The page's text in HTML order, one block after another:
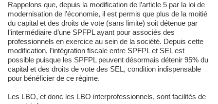
Rappelons que, depuis la modification de l’article 5 par la loi de
modernisation de l’économie, il est permis que plus de la moitié
du capital et des droits de vote (sans limite) soit détenue par
l’intermédiaire d’une SPFPL ayant pour associés des
professionnels en exercice au sein de la société. Depuis cette
modification, l’intégration fiscale entre SPFPL et SEL est
possible puisque les SPFPL peuvent désormais détenir 95% du
capital et des droits de vote des SEL, condition indispensable
pour bénéficier de ce régime.
Les LBO, et donc les LBO interprofessionnels, sont facilités de